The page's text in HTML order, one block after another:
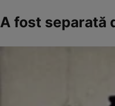
A fost separată